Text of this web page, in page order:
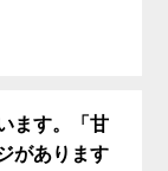
ます。「甘
があります